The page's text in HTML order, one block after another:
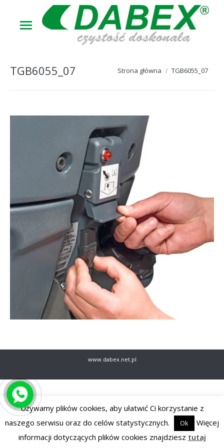
TGB6055_07 Jesteś tutaj:
Strona główna TGB6055_07
www.dabex.net.pl
Używamy plików cookies, aby ułatwić Ci korzystanie z
naszego serwisu oraz do celów statystycznych.
Ok
Więcej
informacji dotyczących plików cookies znajdziesz tutaj